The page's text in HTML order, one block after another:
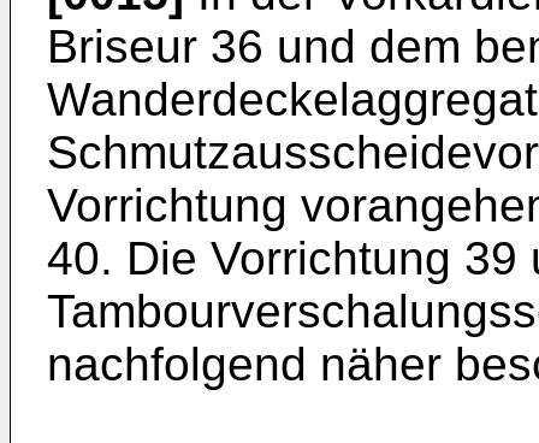
Briseur 36 und dem
Vorrichtung
40. Die Vorrichtung 39
nachfolgend näher